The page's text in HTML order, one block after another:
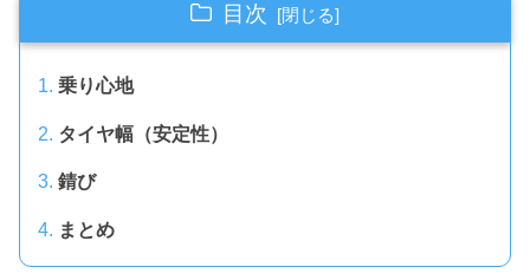
目次
乗り心地
タイヤ幅（安定性）
錆び
まとめ